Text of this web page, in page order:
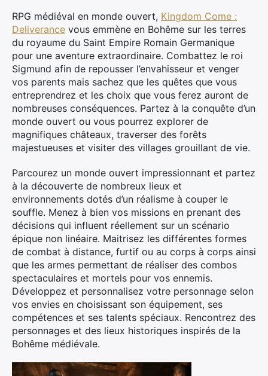
RPG médiéval en monde ouvert, Kingdom Come :
Deliverance vous emmène en Bohême sur les terres
du royaume du Saint Empire Romain Germanique
pour une aventure extraordinaire. Combattez le roi
Sigmund afin de repousser l’envahisseur et venger
vos parents mais sachez que les quêtes que vous
entreprendrez et les choix que vous ferez auront de
nombreuses conséquences. Partez à la conquête d’un
monde ouvert ou vous pourrez explorer de
magnifiques châteaux, traverser des forêts
majestueuses et visiter des villages grouillant de vie.
Parcourez un monde ouvert impressionnant et partez
à la découverte de nombreux lieux et
environnements dotés d’un réalisme à couper le
souffle. Menez à bien vos missions en prenant des
décisions qui influent réellement sur un scénario
épique non linéaire. Maitrisez les différentes formes
de combat à distance, furtif ou au corps à corps ainsi
que les armes permettant de réaliser des combos
spectaculaires et mortels pour vos ennemis.
Développez et personnalisez votre personnage selon
vos envies en choisissant son équipement, ses
compétences et ses talents spéciaux. Rencontrez des
personnages et des lieux historiques inspirés de la
Bohême médiévale.